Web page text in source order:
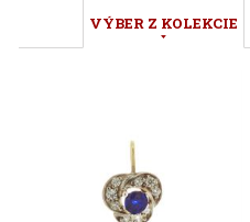
VÝBER Z KOLEKCIE